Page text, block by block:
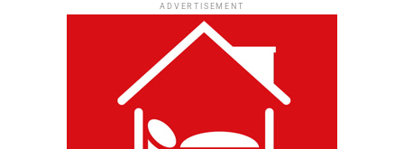
ADVERTISEMENT